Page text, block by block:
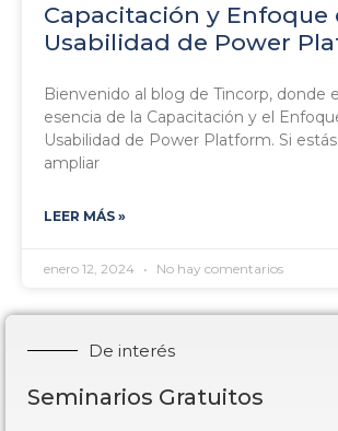
Capacitación y Enfoque
Usabilidad de Power
Bienvenido al blog de Tincorp, donde
esencia de la Capacitación y el
Usabilidad de Power Platform. Si
ampliar
LEER MÁS »
enero 12, 2024 No hay comentarios
De interés
Seminarios Gratuitos